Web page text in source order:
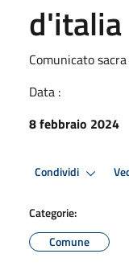
d'italia
Comunicato
Data :
8 febbraio 2024
Condividi
Categorie:
Comune